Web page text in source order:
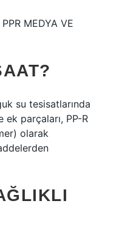
MEDYA VE
su tesisatlarında
ek parçaları, PP-R
olarak